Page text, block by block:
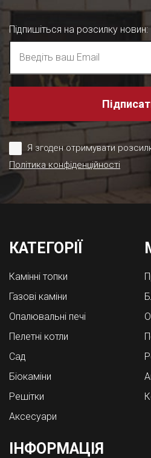
Підпишіться на розсилку новин:
Я згоден отримувати
Політика конфіденційності
КАТЕГОРІЇ
Камінні топки
Газові каміни
Опалювальні печі
Пелетні котли
Cад
Біокаміни
Решітки
Аксесуари
ІНФОРМАЦІЯ